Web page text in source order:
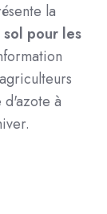
la
pour les
à